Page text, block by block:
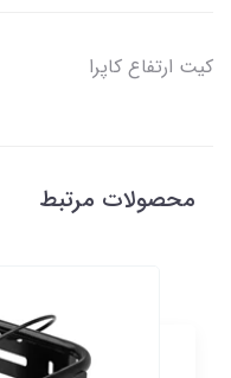
کیت ارتفاع کاپرا
محصولات مرتبط